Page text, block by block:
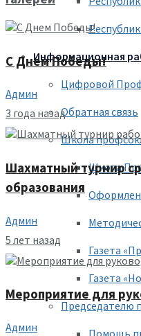
Информационная
Цифровой
Обратная связь
Школа
Школа
Газета
Газета
Председателю
Помощь
С Днем Победы!
Админ
3 года назад
Шахматный турнир
образования
Админ
5 лет назад
Мероприятие для
Админ